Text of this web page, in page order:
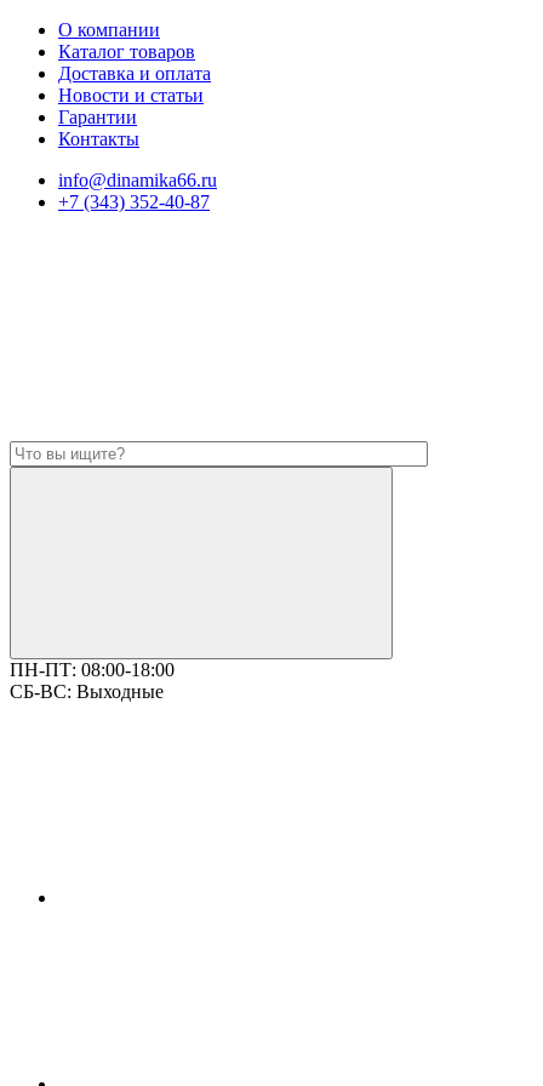
О компании
Каталог товаров
Доставка и оплата
Новости и статьи
Гарантии
Контакты
info@dinamika66.ru
+7 (343) 352-40-87
ПН-ПТ: 08:00-18:00
СБ-ВС: Выходные